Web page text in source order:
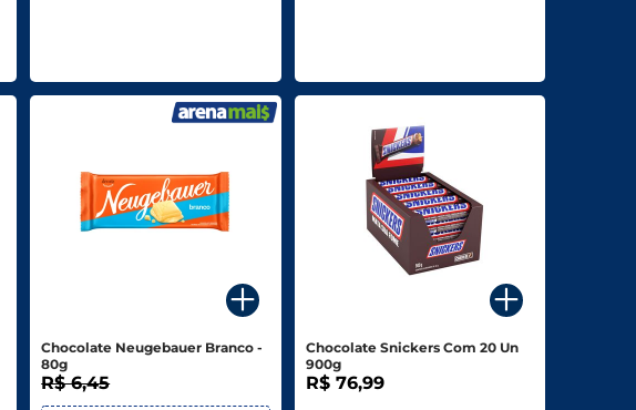
Chocolate Neugebauer Branco -
80g
R$ 6,45
Chocolate Snickers Com 20 Un
900g
R$ 76,99